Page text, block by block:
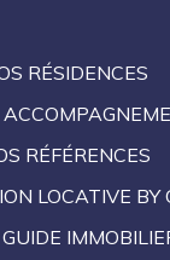
RÉSIDENCES
RÉFÉRENCES
LOCATIVE BY